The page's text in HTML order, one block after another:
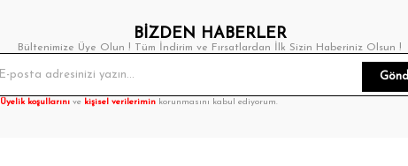
BİZDEN HABERLER
Bültenimize Üye Olun ! Tüm İndirim ve Fırsatlardan İlk Sizin Haberiniz Olsun !
Üyelik koşullarını ve kişisel verilerimin korunmasını kabul ediyorum.